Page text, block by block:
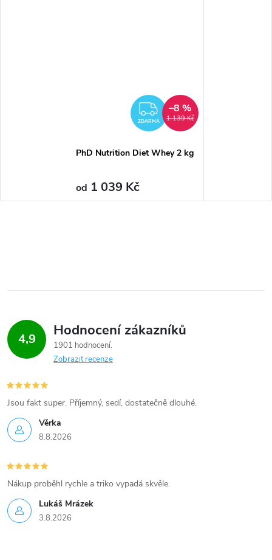
ZDARMA
ZDARMA 1 139 Kč
–8 %
PhD Nutrition Diet Whey 2 kg
od 1 039 Kč
4,9 Hodnocení zákazníků
1901 hodnocení
Zobrazit recenze
Věrka
8.8.2026
Jsou fakt super. Příjemný, sedí, dostatečně dlouhé.
Lukáš Mrázek
3.8.2026
Nákup proběhl rychle a triko vypadá skvěle.